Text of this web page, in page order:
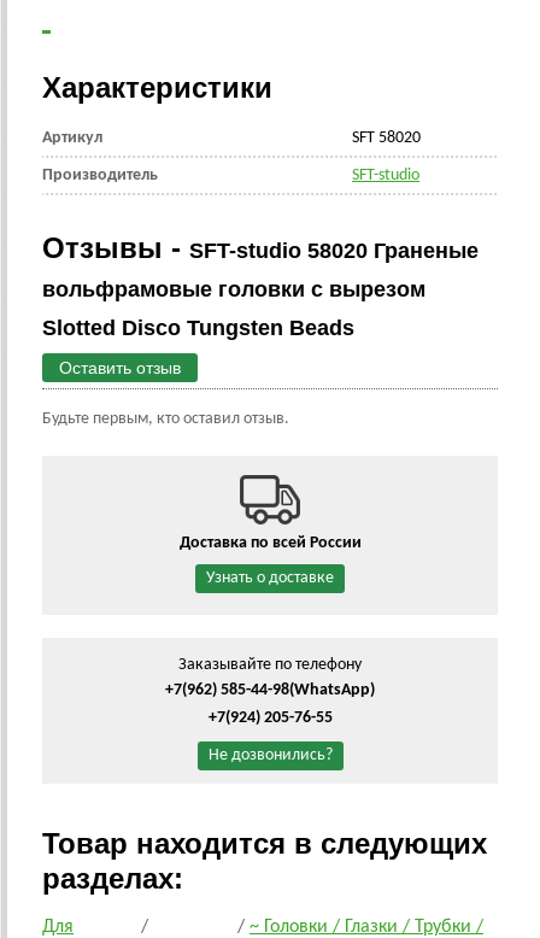
Характеристики
Артикул SFT 58020
Производитель SFT-studio
Отзывы - SFT-studio 58020 Граненые
вольфрамовые головки с вырезом
Slotted Disco Tungsten Beads
Оставить отзыв
Будьте первым, кто оставил отзыв.
Доставка по всей России
Узнать о доставке
Заказывайте по телефону
+7(962) 585-44-98(WhatsApp)
+7(924) 205-76-55
Не дозвонились?
Товар находится в следующих
разделах:
Для / / ~ Головки / Глазки / Трубки /